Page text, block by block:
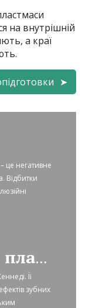
на внутрішній
а краї
це негативне
Відбитки
Межі часткових пластинкових протезів
Її
зубних